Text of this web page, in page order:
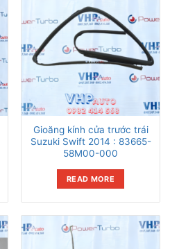
Gioăng kính cửa trước trái
Suzuki Swift 2014 : 83665-
58M00-000
READ MORE